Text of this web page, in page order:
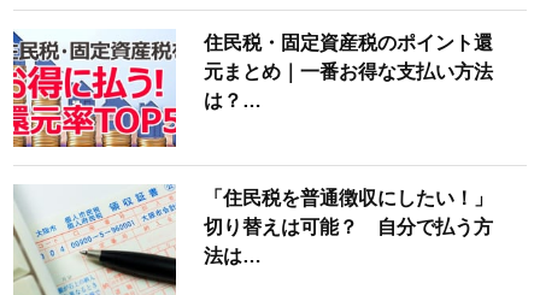
住民税・固定資産税のポイント還
元まとめ｜一番お得な支払い方法
は？…
「住民税を普通徴収にしたい！」
切り替えは可能？ 自分で払う方
法は…